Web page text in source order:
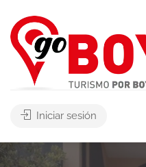
Iniciar sesión